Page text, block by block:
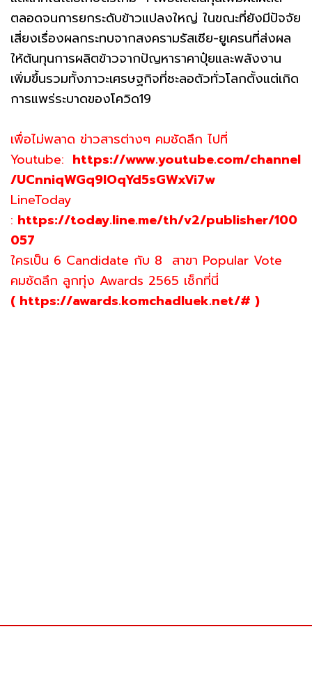
ตลอดจนการยกระดับข้าวแปลงใหญ่ ในขณะที่ยังมีปัจจัย
เสี่ยงเรื่องผลกระทบจากสงครามรัสเซีย-ยูเครนที่ส่งผล
ให้ต้นทุนการผลิตข้าวจากปัญหาราคาปุ๋ยและพลังงาน
เพิ่มขึ้นรวมทั้งภาวะเศรษฐกิจที่ชะลอตัวทั่วโลกตั้งแต่เกิด
การแพร่ระบาดของโควิด19
เพื่อไม่พลาด ข่าวสารต่างๆ คมชัดลึก ไปที่
Youtube: https://www.youtube.com/channel
/UCnniqWGq9lOqYd5sGWxVi7w
LineToday
: https://today.line.me/th/v2/publisher/100
057
ใครเป็น 6 Candidate กับ 8 สาขา Popular Vote
คมชัดลึก ลูกทุ่ง Awards 2565 เช็กที่นี่
( https://awards.komchadluek.net/# )